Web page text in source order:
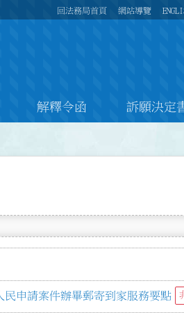
回法務局首頁 網站導覽
解釋令函 訴願決定
民申請案件辦畢郵寄到家服務要點